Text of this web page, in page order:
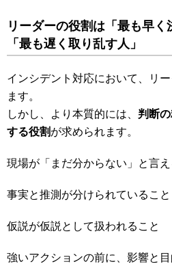
リーダーの役割は「最も早く
「最も遅く取り乱す人」
インシデント対応において、リ
ます。
しかし、より本質的には、 判断
する役割が求められます。
現場が「まだ分からない」と言え
事実と推測が分けられていること
仮説が仮説として扱われること
強いアクションの前に、影響と